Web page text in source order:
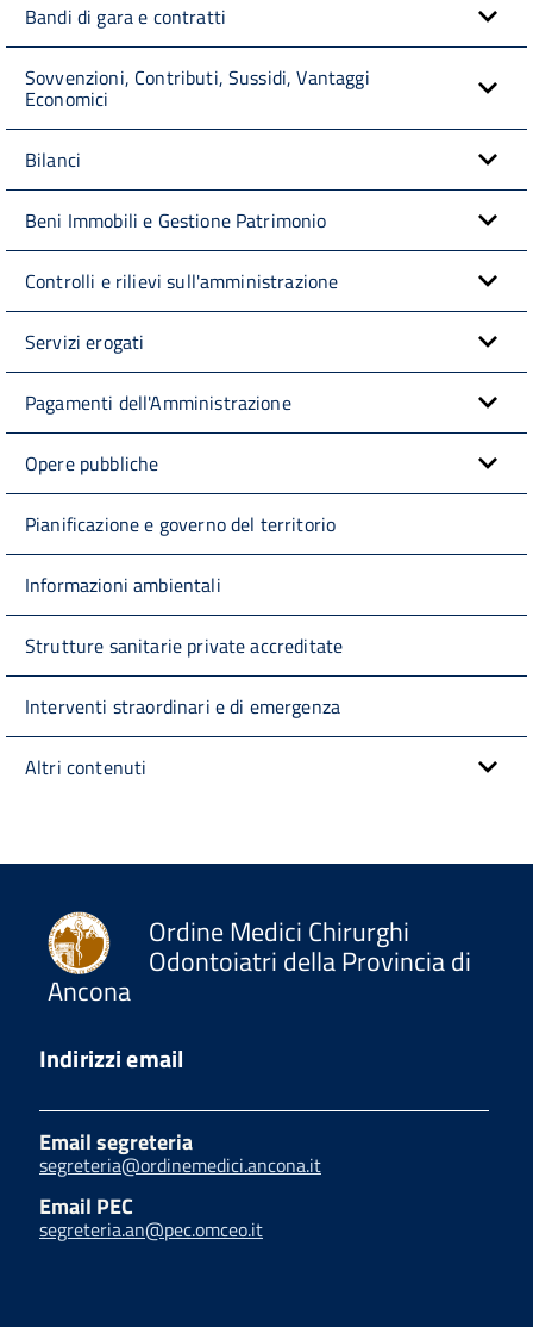
Bandi di gara e contratti
Sovvenzioni, Contributi, Sussidi, Vantaggi
Economici
Bilanci
Beni Immobili e Gestione Patrimonio
Controlli e rilievi sull'amministrazione
Servizi erogati
Pagamenti dell'Amministrazione
Opere pubbliche
Pianificazione e governo del territorio
Informazioni ambientali
Strutture sanitarie private accreditate
Interventi straordinari e di emergenza
Altri contenuti
Ordine Medici Chirurghi
Odontoiatri della Provincia di
Ancona
Indirizzi email
Email segreteria
segreteria@ordinemedici.ancona.it
Email PEC
segreteria.an@pec.omceo.it